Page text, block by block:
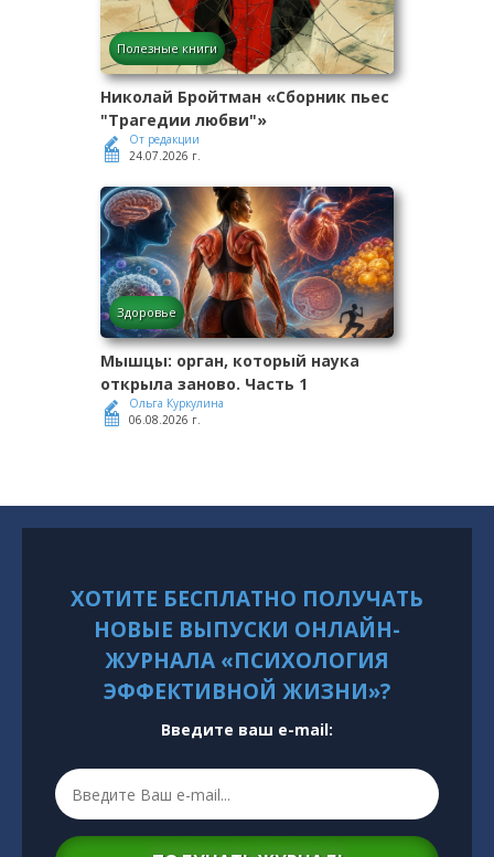
Полезные книги
Николай Бройтман «Сборник пьес
"Трагедии любви"»
От редакции
24.07.2026 г.
Здоровье
Мышцы: орган, который наука
открыла заново. Часть 1
Ольга Куркулина
06.08.2026 г.
ХОТИТЕ БЕСПЛАТНО ПОЛУЧАТЬ
НОВЫЕ ВЫПУСКИ ОНЛАЙН-
ЖУРНАЛА «ПСИХОЛОГИЯ
ЭФФЕКТИВНОЙ ЖИЗНИ»?
Введите ваш e-mail: